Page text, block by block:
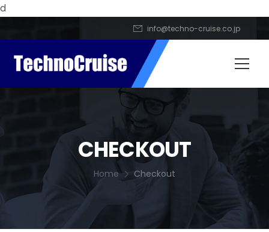
d
info@techno-cruise.co.jp
CHECKOUT
Home Checkout